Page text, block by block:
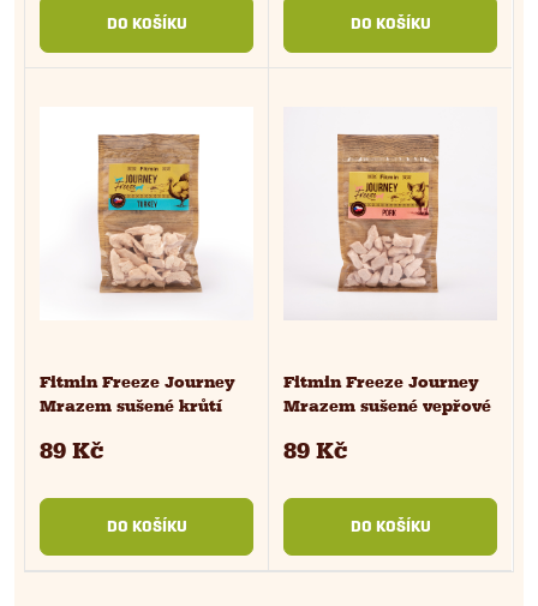
DO KOŠÍKU DO KOŠÍKU
Fitmin Freeze Journey
Mrazem sušené krůtí
89 Kč
DO KOŠÍKU
Fitmin Freeze Journey
Mrazem sušené vepřové
89 Kč
DO KOŠÍKU